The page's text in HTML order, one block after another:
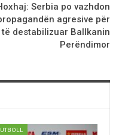
Serbia po vazhdon
agresive për
të destabilizuar Ballkanin
Perëndimor